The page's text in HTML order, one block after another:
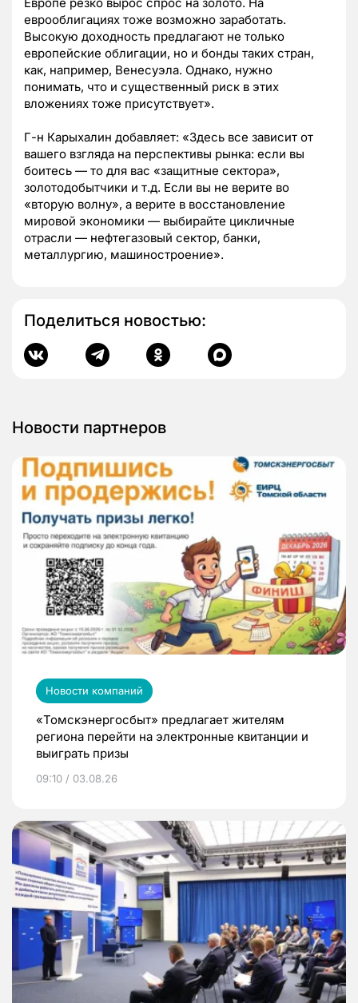
Европе резко вырос спрос на золото. На
еврооблигациях тоже возможно заработать.
Высокую доходность предлагают не только
европейские облигации, но и бонды таких стран,
как, например, Венесуэла. Однако, нужно
понимать, что и существенный риск в этих
вложениях тоже присутствует».
Г-н Карыхалин добавляет: «Здесь все зависит от
вашего взгляда на перспективы рынка: если вы
боитесь — то для вас «защитные сектора»,
золотодобытчики и т.д. Если вы не верите во
«вторую волну», а верите в восстановление
мировой экономики — выбирайте цикличные
отрасли — нефтегазовый сектор, банки,
металлургию, машиностроение».
Поделиться новостью:
Новости партнеров
Новости компаний
«Томскэнергосбыт» предлагает жителям
региона перейти на электронные квитанции и
выиграть призы
09:10 / 03.08.26